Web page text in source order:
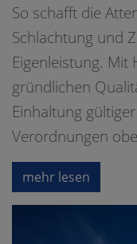
So schafft die
Schlachtung und
Eigenleistung. Mit
gründlichen
Einhaltung
Verordnungen
mehr lesen